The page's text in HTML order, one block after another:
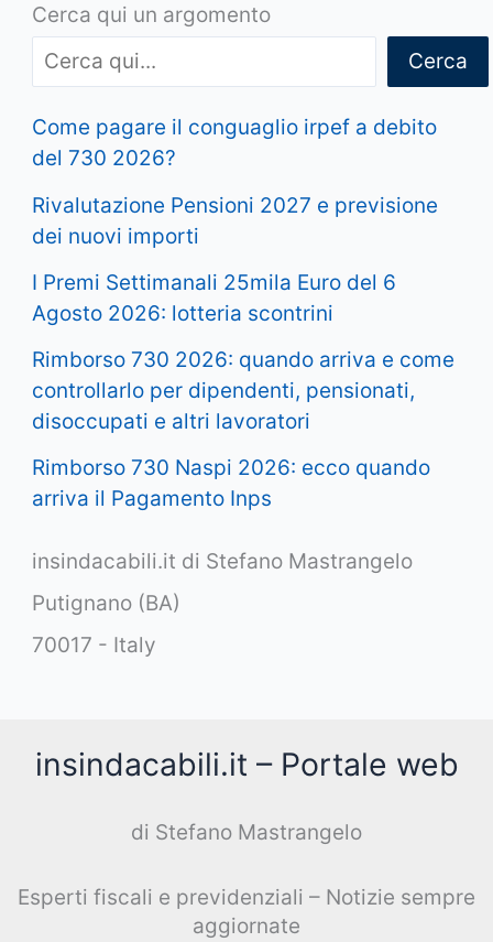
Cerca qui un argomento
Cerca
Come pagare il conguaglio irpef a debito
del 730 2026?
Rivalutazione Pensioni 2027 e previsione
dei nuovi importi
I Premi Settimanali 25mila Euro del 6
Agosto 2026: lotteria scontrini
Rimborso 730 2026: quando arriva e come
controllarlo per dipendenti, pensionati,
disoccupati e altri lavoratori
Rimborso 730 Naspi 2026: ecco quando
arriva il Pagamento Inps
insindacabili.it di Stefano Mastrangelo
Putignano (BA)
70017 - Italy
insindacabili.it – Portale web
di Stefano Mastrangelo
Esperti fiscali e previdenziali – Notizie sempre
aggiornate